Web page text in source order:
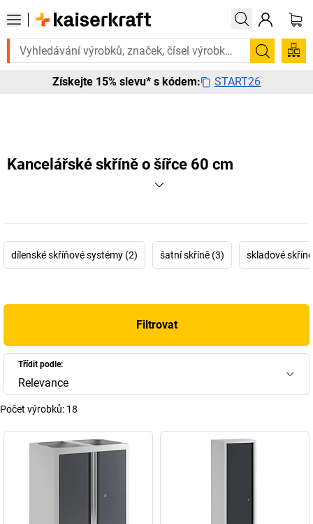
to urgentně? Vybrané bestsellery doručíme do 72 hodin.
Hledání
Získejte 15% slevu* s kódem: START26
Kancelářské skříně o šířce 60 cm
dílenské skříňové systémy (2) šatní skříně (3) skladové
Filtrovat
Třídit podle:
Relevance
Počet výrobků: 18